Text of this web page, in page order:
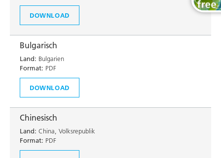
DOWNLOAD
Bulgarisch
Land: Bulgarien
Format: PDF
DOWNLOAD
Chinesisch
Land: China, Volksrepublik
Format: PDF